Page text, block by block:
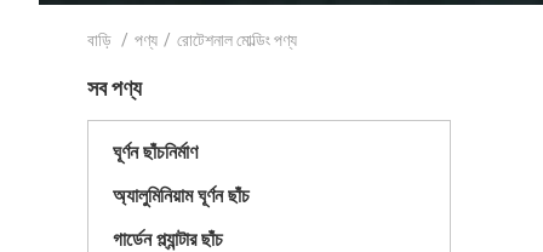
বাড়ি / পণ্য / রোটেশনাল মোল্ডিং পণ্য
সব পণ্য
ঘূর্ণন ছাঁচনির্মাণ
অ্যালুমিনিয়াম ঘূর্ণন ছাঁচ
গার্ডেন প্ল্যান্টার ছাঁচ